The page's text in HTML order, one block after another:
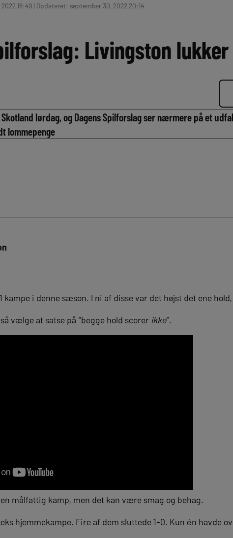
18:49 | Opdateret: september 30, 2022 20:14
Livingston
lørdag, og Dagens Spilforslag ser nærmere på et
lommepenge
kampe i denne sæson. I ni af disse var det højst det ene
vælge at satse på “begge hold scorer ikke“.
målfattig kamp, men det kan være smag og behag.
hjemmekampe. Fire af dem sluttede 1-0. Kun én havde